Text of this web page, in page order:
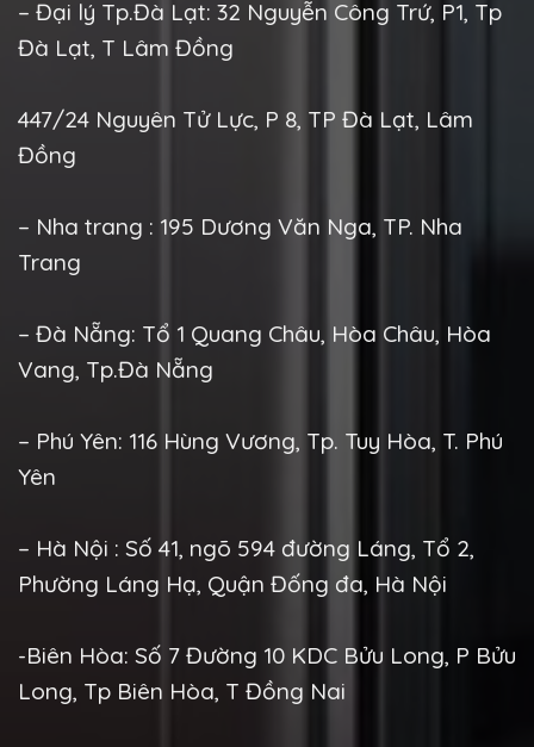
– Đại lý Tp.Đà Lạt: 32 Nguyễn Công Trứ, P1, Tp
Đà Lạt, T Lâm Đồng
447/24 Nguyên Tử Lực, P 8, TP Đà Lạt, Lâm
Đồng
– Nha trang : 195 Dương Văn Nga, TP. Nha
Trang
– Đà Nẵng: Tổ 1 Quang Châu, Hòa Châu, Hòa
Vang, Tp.Đà Nẵng
– Phú Yên: 116 Hùng Vương, Tp. Tuy Hòa, T. Phú
Yên
– Hà Nội : Số 41, ngõ 594 đường Láng, Tổ 2,
Phường Láng Hạ, Quận Đống đa, Hà Nội
-Biên Hòa: Số 7 Đường 10 KDC Bửu Long, P Bửu
Long, Tp Biên Hòa, T Đồng Nai